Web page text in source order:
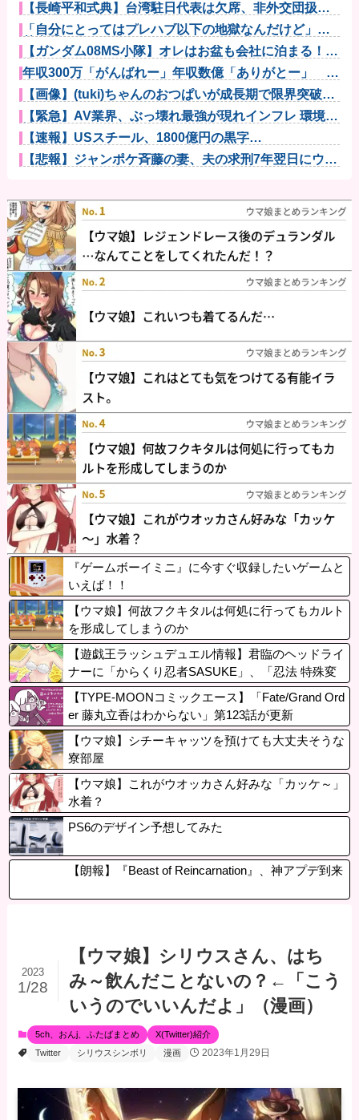
【長崎平和式典】台湾駐日代表は欠席、非外交団扱い
に抗議※今年...
「自分にとってはプレハブ以下の地獄なんだけど」と
某大手メーカ...
【ガンダム08MS小隊】オレはお盆も会社に泊まる！！
他
年収300万「がんばれー」年収数億「ありがとー」 ←
おかしく...
【画像】(tuki)ちゃんのおつぱいが成長期で限界突破
www...
【緊急】AV業界、ぶっ壊れ最強が現れインフレ 環境崩
壊ｗｗｗ...
【速報】USスチール、1800億円の黒字
wwwwwwwwww...
【悲報】ジャンポケ斉藤の妻、夫の求刑7年翌日にウキ
『ゲームボーイミニ』に今すぐ収録したいゲームと
いえば！！
【ウマ娘】何故フクキタルは何処に行ってもカルト
を形成してしまうのか
【遊戯王ラッシュデュエル情報】君臨のヘッドライ
ナーに「からくり忍者SASUKE」、「忍法 特殊変
化の術」等が新規収録決定！「秘密特捜人魚ヤエ」
はイラスト違いも収録！
【TYPE-MOONコミックエース】「Fate/Grand Ord
er 藤丸立香はわからない」第123話が更新
【ウマ娘】シチーキャッツを預けても大丈夫そうな
寮部屋
【ウマ娘】これがウオッカさん好みな「カッケ～」
水着？
PS6のデザイン予想してみた
【朗報】『Beast of Reincarnation』、神アプデ到来
【ウマ娘】シリウスさん、はち
み～飲んだことないの？←「こう
いうのでいいんだよ」（漫画）
2023
1/28
5ch、おんj、ふたばまとめ
X(Twitter)紹介
Twitter
シリウスシンボリ 漫画 2023年1月29日